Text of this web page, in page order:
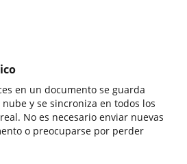
en un documento se guarda
y se sincroniza en todos los
No es necesario enviar nuevas
o preocuparse por perder